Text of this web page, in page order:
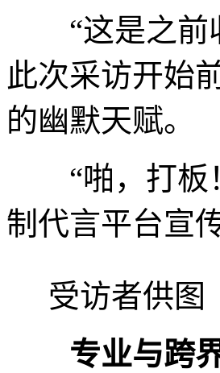
“这是之前收
此次采访开始
的幽默天赋。
“啪，打板！
制代言平台宣
受访者供图
专业与跨